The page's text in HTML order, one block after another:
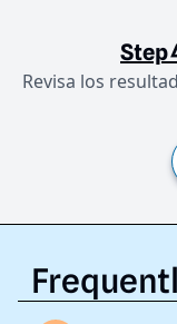
Step
Revisa los